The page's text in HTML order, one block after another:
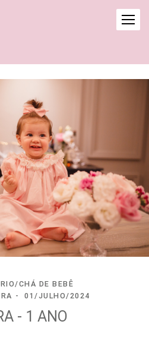
CHÁ DE BEBÊ
01/JULHO/2024
- 1 ANO